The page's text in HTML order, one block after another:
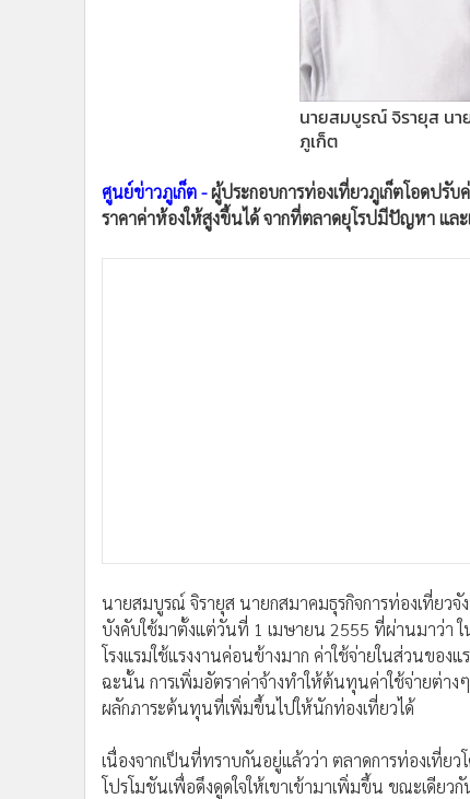
Gotomanager
นายสมบูรณ์ จิรายุส นา
ภูเก็ต
ศูนย์ข่าวภูเก็ต -ผู้ประกอบการท่องเที่ยวภูเก็ตโอดปรั
ราคาค่าห้องให้สูงขึ้นได้ จากที่ตลาดยุโรปมีปัญหา แล
นายสมบูรณ์ จิรายุส นายกสมาคมธุรกิจการท่องเที่ยว
บังคับใช้มาตั้งแต่วันที่ 1 เมษายน 2555 ที่ผ่านมาว่า ใ
โรงแรมใช้แรงงานค่อนข้างมาก ค่าใช้จ่ายในส่วนขอ
ฉะนั้น การเพิ่มอัตราค่าจ้างทำให้ต้นทุนค่าใช้จ่ายต่าง
ผลักภาระต้นทุนที่เพิ่มขึ้นไปให้นักท่องเที่ยวได้
เนื่องจากเป็นที่ทราบกันอยู่แล้วว่า ตลาดการท่องเที่ยว
โปรโมชันเพื่อดึงดูดใจให้เขาเข้ามาเพิ่มขึ้น ขณะเดีย